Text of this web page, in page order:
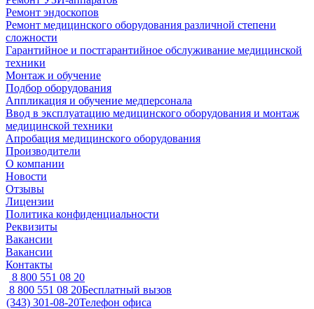
Ремонт эндоскопов
Ремонт медицинского оборудования различной степени
сложности
Гарантийное и постгарантийное обслуживание медицинской
техники
Монтаж и обучение
Подбор оборудования
Аппликация и обучение медперсонала
Ввод в эксплуатацию медицинского оборудования и монтаж
медицинской техники
Апробация медицинского оборудования
Производители
О компании
Новости
Отзывы
Лицензии
Политика конфиденциальности
Реквизиты
Вакансии
Вакансии
Контакты
8 800 551 08 20
8 800 551 08 20Бесплатный вызов
(343) 301-08-20Телефон офиса